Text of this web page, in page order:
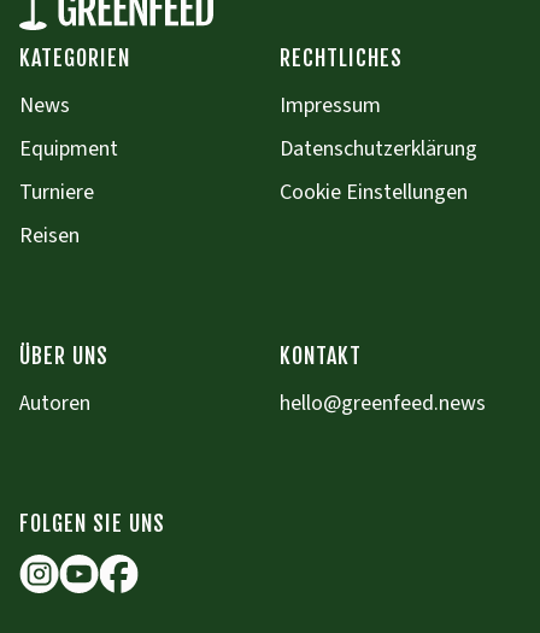
KATEGORIEN
News
Equipment
Turniere
Reisen
RECHTLICHES
Impressum
Datenschutzerklärung
Cookie Einstellungen
ÜBER UNS
Autoren
KONTAKT
hello@greenfeed.news
FOLGEN SIE UNS